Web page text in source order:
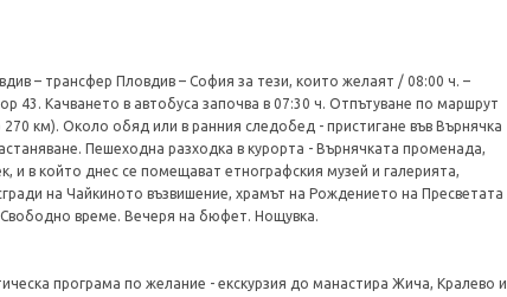
– трансфер Пловдив – София за тези, които желаят / 08:00 ч. –
43. Качването в автобуса започва в 07:30 ч. Отпътуване по маршрут
км). Около обяд или в ранния следобед - пристигане във Върнячка
Пешеходна разходка в курорта - Върнячката променада,
и в който днес се помещават етнографския музей и галерията,
на Чайкиното възвишение, храмът на Рождението на Пресветата
време. Вечеря на бюфет. Нощувка.
програма по желание - екскурзия до манастира Жича, Кралево и